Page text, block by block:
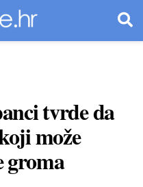
tvrde da
može
groma